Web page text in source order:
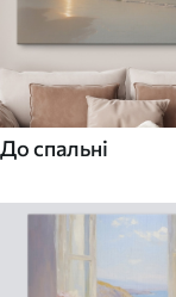
До спальні